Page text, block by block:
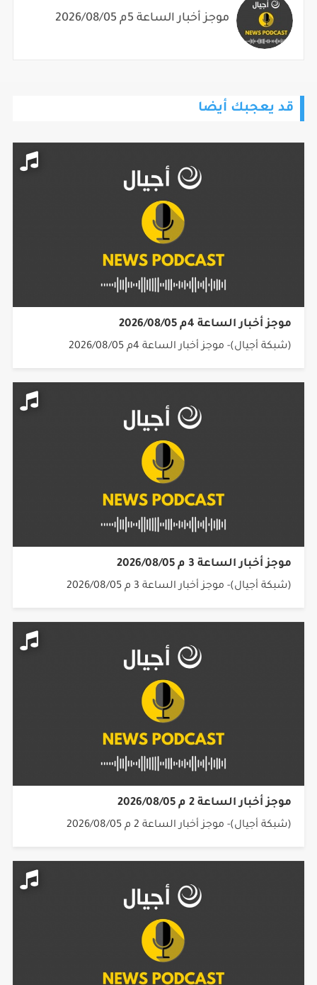
موجز أخبار الساعة 5م 2026/08/05
قد يعجبك أيضا
موجز أخبار الساعة 4م 2026/08/05
(شبكة أجيال)- موجز أخبار الساعة 4م 2026/08/05
موجز أخبار الساعة 3 م 2026/08/05
(شبكة أجيال)- موجز أخبار الساعة 3 م 2026/08/05
موجز أخبار الساعة 2 م 2026/08/05
(شبكة أجيال)- موجز أخبار الساعة 2 م 2026/08/05